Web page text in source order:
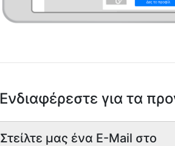
Ενδιαφέρεστε για τα
Στείλτε μας ένα E-Mail στο